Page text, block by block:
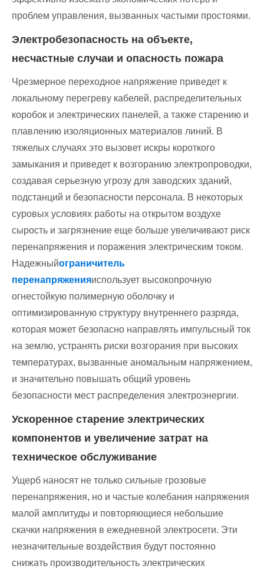
проблем управления, вызванных частыми простоями.
Электробезопасность на объекте,
несчастные случаи и опасность пожара
Чрезмерное переходное напряжение приведет к
локальному перегреву кабелей, распределительных
коробок и электрических панелей, а также старению и
плавлению изоляционных материалов линий. В
тяжелых случаях это вызовет искры короткого
замыкания и приведет к возгоранию электропроводки,
создавая серьезную угрозу для заводских зданий,
подстанций и безопасности персонала. В некоторых
суровых условиях работы на открытом воздухе
сырость и загрязнение еще больше увеличивают риск
перенапряжения и поражения электрическим током.
Надежныйограничитель
перенапряженияиспользует высокопрочную
огнестойкую полимерную оболочку и
оптимизированную структуру внутреннего разряда,
которая может безопасно направлять импульсный ток
на землю, устранять риски возгорания при высоких
температурах, вызванные аномальным напряжением,
и значительно повышать общий уровень
безопасности мест распределения электроэнергии.
Ускоренное старение электрических
компонентов и увеличение затрат на
техническое обслуживание
Ущерб наносят не только сильные грозовые
перенапряжения, но и частые колебания напряжения
малой амплитуды и повторяющиеся небольшие
скачки напряжения в ежедневной электросети. Эти
незначительные воздействия будут постоянно
снижать производительность электрических